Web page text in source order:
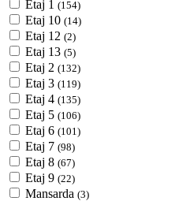
Etaj 1 (154)
Etaj 10 (14)
Etaj 12 (2)
Etaj 13 (5)
Etaj 2 (132)
Etaj 3 (119)
Etaj 4 (135)
Etaj 5 (106)
Etaj 6 (101)
Etaj 7 (98)
Etaj 8 (67)
Etaj 9 (22)
Mansarda (3)